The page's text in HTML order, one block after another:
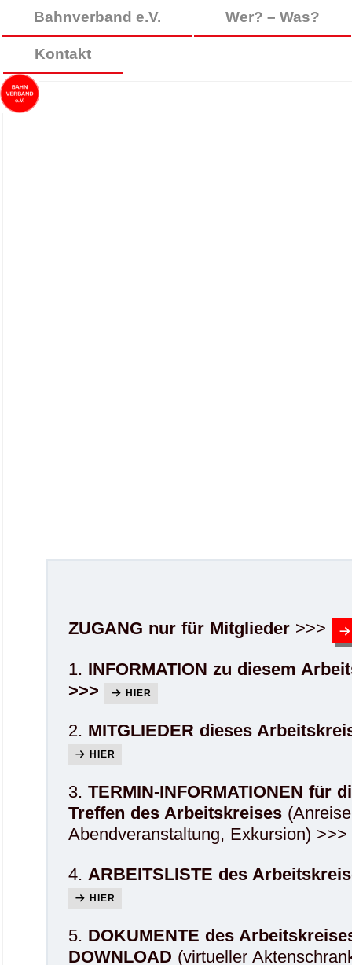
Bahnverband e.V. Wer? – Was?
Kontakt
ZUGANG nur für Mitglieder >>>
1. INFORMATION zu diesem
>>>
HIER
2. MITGLIEDER dieses
HIER
3. TERMIN-INFORMATIONEN für
Treffen des Arbeitskreises
Abendveranstaltung, Exkursion) >>>
4. ARBEITSLISTE des
HIER
5. DOKUMENTE des
DOWNLOAD (virtueller